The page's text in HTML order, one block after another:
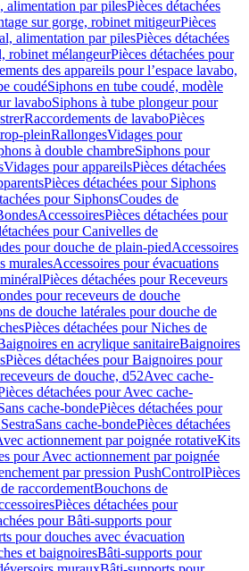
alimentation par pilesPièces détachées
sur gorge, robinet mitigeurPièces
alimentation par pilesPièces détachées
robinet mélangeurPièces détachées pour
des appareils pour l’espace lavabo,
coudéSiphons en tube coudé, modèle
lavaboSiphons à tube plongeur pour
Raccordements de lavaboPièces
pleinRallongesVidages pour
à double chambreSiphons pour
Vidages pour appareilsPièces détachées
Pièces détachées pour Siphons
pour SiphonsCoudes de
AccessoiresPièces détachées pour
pour Canivelles de
pour douche de plain-piedAccessoires
muralesAccessoires pour évacuations
Pièces détachées pour Receveurs
pour receveurs de douche
de douche latérales pour douche de
Pièces détachées pour Niches de
en acrylique sanitaireBaignoires
Pièces détachées pour Baignoires pour
de douche, d52Avec cache-
détachées pour Avec cache-
cache-bondePièces détachées pour
Sans cache-bondePièces détachées
actionnement par poignée rotativeKits
pour Avec actionnement par poignée
par pression PushControlPièces
raccordementBouchons de
Pièces détachées pour
pour Bâti-supports pour
pour douches avec évacuation
et baignoiresBâti-supports pour